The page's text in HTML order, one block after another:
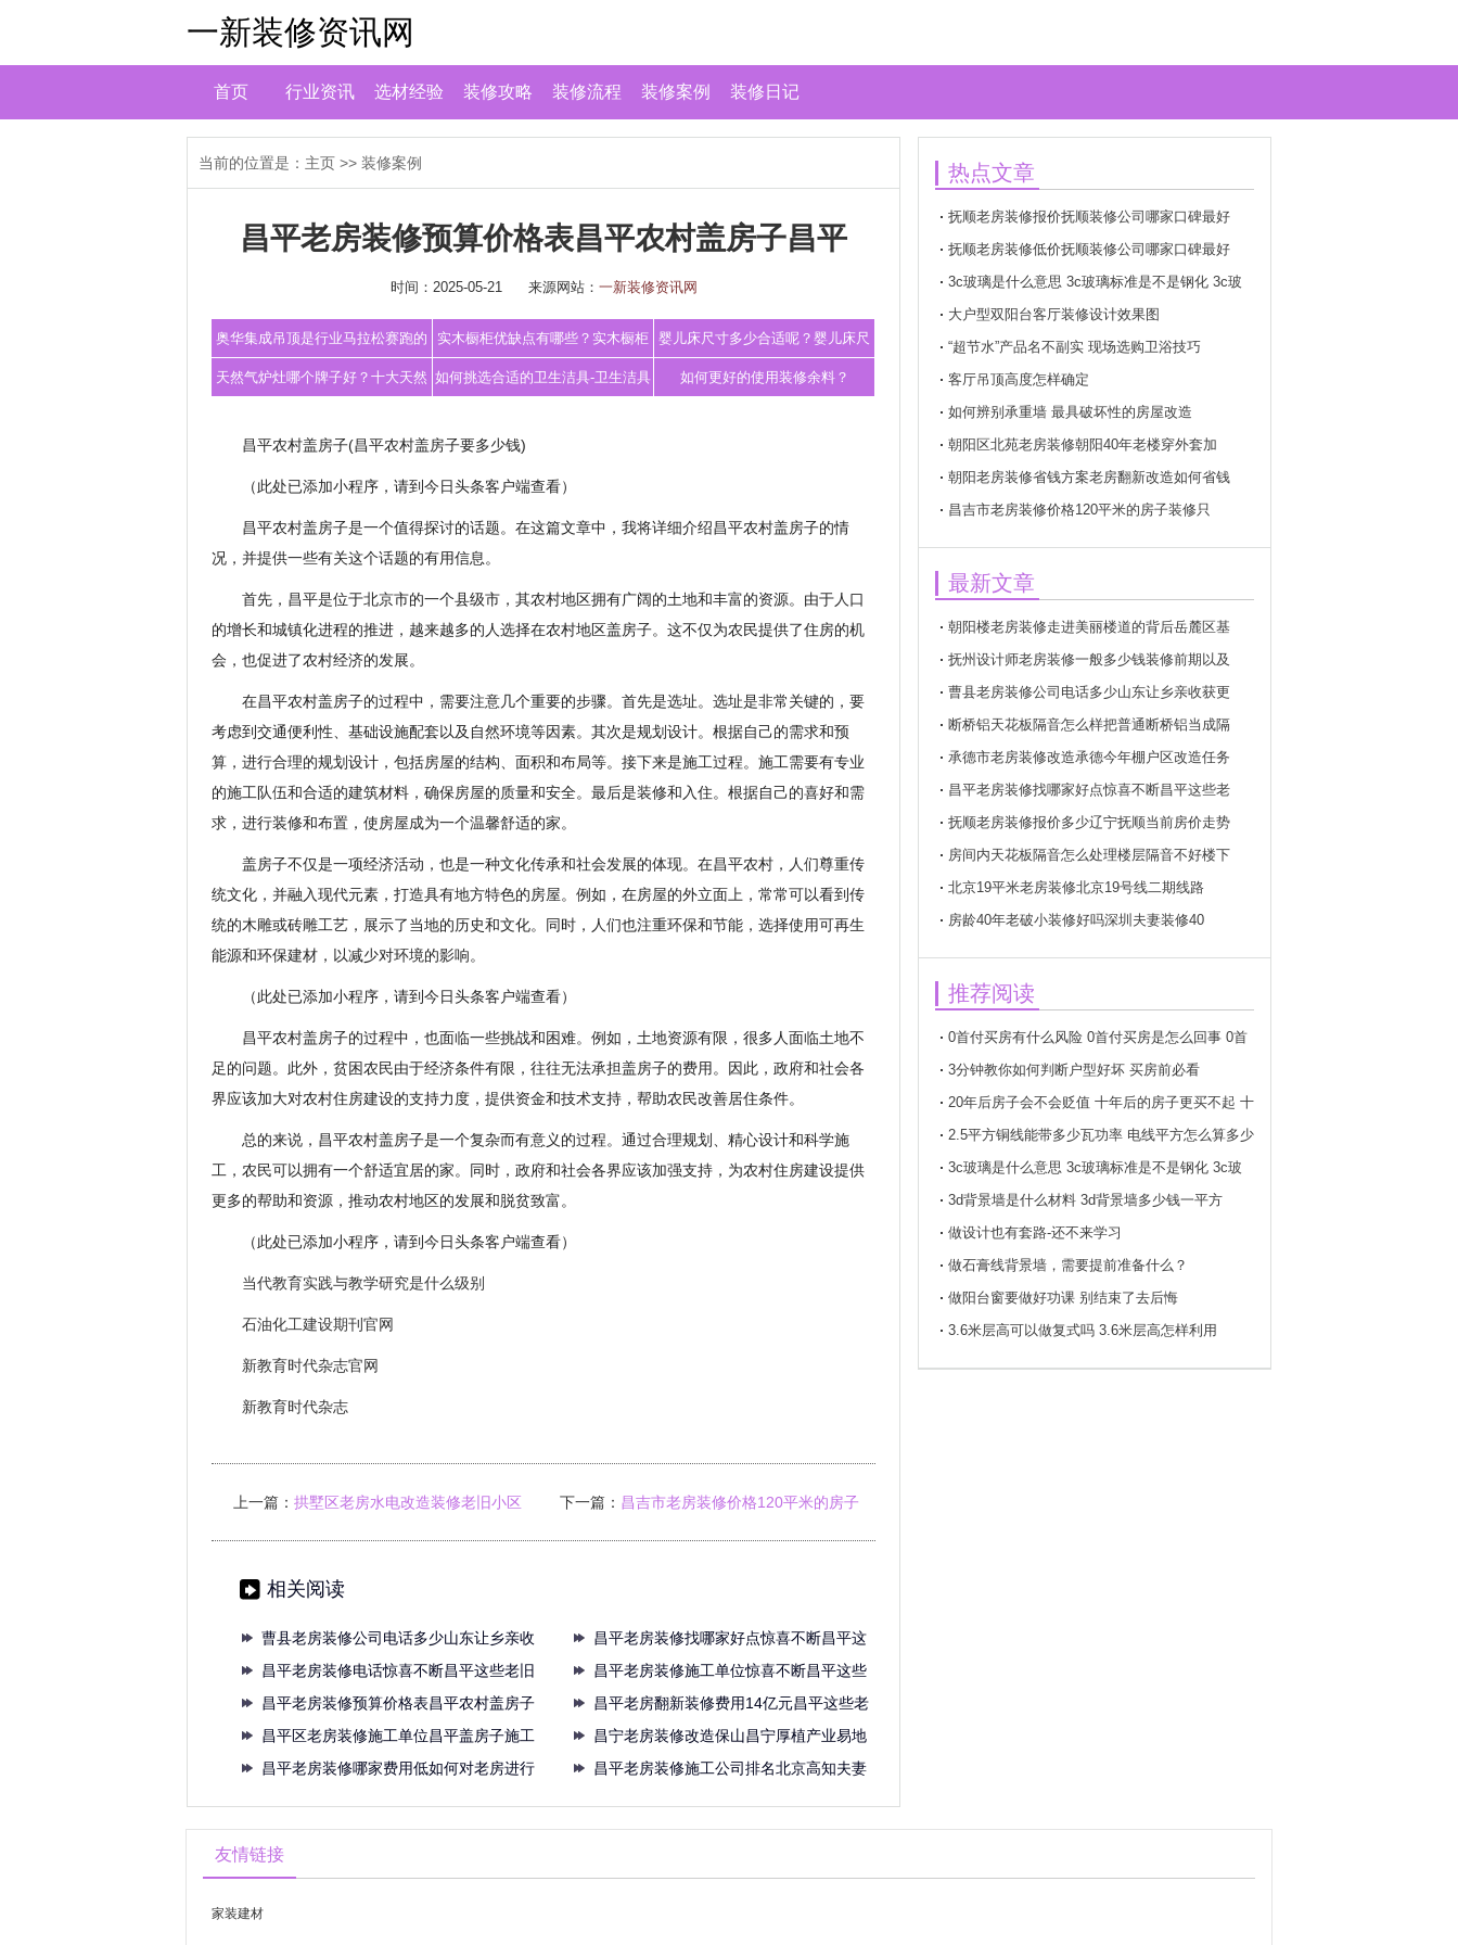
一新装修资讯网
首页 行业资讯 选材经验 装修攻略 装修流程 装修案例 装修日记
当前的位置是： 主页 >> 装修案例
昌平老房装修预算价格表昌平农村盖房子昌平
时间：2025-05-21 来源网站： 一新装修资讯网
奥华集成吊顶是行业马拉松赛跑的
领跑者
实木橱柜优缺点有哪些？实木橱柜
价格
婴儿床尺寸多少合适呢？婴儿床尺
寸挑选！
天然气炉灶哪个牌子好？十大天然 如何挑选合适的卫生洁具-卫生洁具 如何更好的使用装修余料？
昌平农村盖房子(昌平农村盖房子要多少钱)
（此处已添加小程序，请到今日头条客户端查看）
昌平农村盖房子是一个值得探讨的话题。在这篇文章中，我将详细介绍昌平农村盖房子的情
况，并提供一些有关这个话题的有用信息。
首先，昌平是位于北京市的一个县级市，其农村地区拥有广阔的土地和丰富的资源。由于人口
的增长和城镇化进程的推进，越来越多的人选择在农村地区盖房子。这不仅为农民提供了住房的机
会，也促进了农村经济的发展。
在昌平农村盖房子的过程中，需要注意几个重要的步骤。首先是选址。选址是非常关键的，要
考虑到交通便利性、基础设施配套以及自然环境等因素。其次是规划设计。根据自己的需求和预
算，进行合理的规划设计，包括房屋的结构、面积和布局等。接下来是施工过程。施工需要有专业
的施工队伍和合适的建筑材料，确保房屋的质量和安全。最后是装修和入住。根据自己的喜好和需
求，进行装修和布置，使房屋成为一个温馨舒适的家。
盖房子不仅是一项经济活动，也是一种文化传承和社会发展的体现。在昌平农村，人们尊重传
统文化，并融入现代元素，打造具有地方特色的房屋。例如，在房屋的外立面上，常常可以看到传
统的木雕或砖雕工艺，展示了当地的历史和文化。同时，人们也注重环保和节能，选择使用可再生
能源和环保建材，以减少对环境的影响。
（此处已添加小程序，请到今日头条客户端查看）
昌平农村盖房子的过程中，也面临一些挑战和困难。例如，土地资源有限，很多人面临土地不
足的问题。此外，贫困农民由于经济条件有限，往往无法承担盖房子的费用。因此，政府和社会各
界应该加大对农村住房建设的支持力度，提供资金和技术支持，帮助农民改善居住条件。
总的来说，昌平农村盖房子是一个复杂而有意义的过程。通过合理规划、精心设计和科学施
工，农民可以拥有一个舒适宜居的家。同时，政府和社会各界应该加强支持，为农村住房建设提供
更多的帮助和资源，推动农村地区的发展和脱贫致富。
（此处已添加小程序，请到今日头条客户端查看）
当代教育实践与教学研究是什么级别
石油化工建设期刊官网
新教育时代杂志官网
新教育时代杂志
上一篇： 拱墅区老房水电改造装修老旧小区
管线如何改
下一篇： 昌吉市老房装修价格120平米的房子
相关阅读
曹县老房装修公司电话多少山东让乡亲收
获更
昌平老房装修找哪家好点惊喜不断昌平这
些老
昌平老房装修电话惊喜不断昌平这些老旧
小区
昌平老房装修施工单位惊喜不断昌平这些
老旧
昌平老房装修预算价格表昌平农村盖房子
昌平
昌平老房翻新装修费用14亿元昌平这些老
旧
昌平区老房装修施工单位昌平盖房子施工
队昌
昌宁老房装修改造保山昌宁厚植产业易地
搬迁
昌平老房装修哪家费用低如何对老房进行
昌平老房装修施工公司排名北京高知夫妻
热点文章
抚顺老房装修报价抚顺装修公司哪家口碑最好
抚顺老房装修低价抚顺装修公司哪家口碑最好
3c玻璃是什么意思 3c玻璃标准是不是钢化 3c玻
璃标志怎么分真假
大户型双阳台客厅装修设计效果图
“超节水”产品名不副实 现场选购卫浴技巧
客厅吊顶高度怎样确定
如何辨别承重墙 最具破坏性的房屋改造
朝阳区北苑老房装修朝阳40年老楼穿外套加
朝阳老房装修省钱方案老房翻新改造如何省钱
昌吉市老房装修价格120平米的房子装修只
最新文章
朝阳楼老房装修走进美丽楼道的背后岳麓区基
抚州设计师老房装修一般多少钱装修前期以及
曹县老房装修公司电话多少山东让乡亲收获更
断桥铝天花板隔音怎么样把普通断桥铝当成隔
承德市老房装修改造承德今年棚户区改造任务
昌平老房装修找哪家好点惊喜不断昌平这些老
抚顺老房装修报价多少辽宁抚顺当前房价走势
房间内天花板隔音怎么处理楼层隔音不好楼下
北京19平米老房装修北京19号线二期线路
房龄40年老破小装修好吗深圳夫妻装修40
推荐阅读
0首付买房有什么风险 0首付买房是怎么回事 0首
付买房要什么条件
3分钟教你如何判断户型好坏 买房前必看
20年后房子会不会贬值 十年后的房子更买不起 十
年以后房子会不会更贵
2.5平方铜线能带多少瓦功率 电线平方怎么算多少
瓦3c玻璃是什么意思 3c玻璃标准是不是钢化 3c玻
璃标志怎么分真假
3d背景墙是什么材料 3d背景墙多少钱一平方
做设计也有套路-还不来学习
做石膏线背景墙，需要提前准备什么？
做阳台窗要做好功课 别结束了去后悔
3.6米层高可以做复式吗 3.6米层高怎样利用
友情链接
家装建材